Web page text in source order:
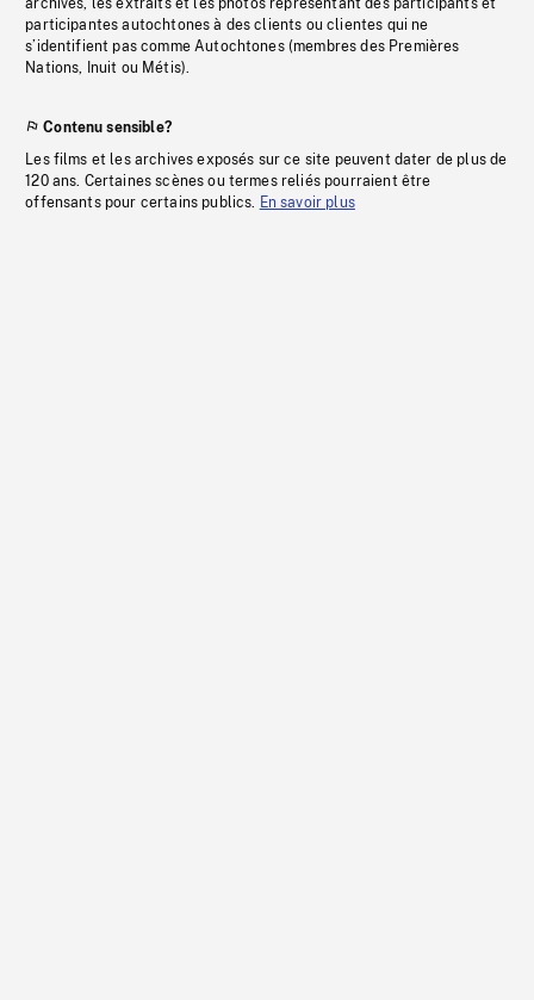
archives, les extraits et les photos représentant des participants et
participantes autochtones à des clients ou clientes qui ne
s’identifient pas comme Autochtones (membres des Premières
Nations, Inuit ou Métis).
Contenu sensible?
Les films et les archives exposés sur ce site peuvent dater de plus de
120 ans. Certaines scènes ou termes reliés pourraient être
offensants pour certains publics. En savoir plus